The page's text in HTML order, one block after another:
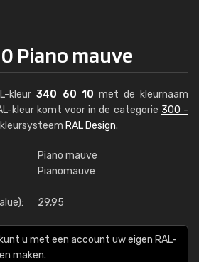
Piano mauve
kleur340 60 10 met de kleurnaam
kleur komt voor in de categorie 300 -
RAL Design.
Piano mauve
Pianomauve
29,95
u met een account uw eigen RAL-
maken.